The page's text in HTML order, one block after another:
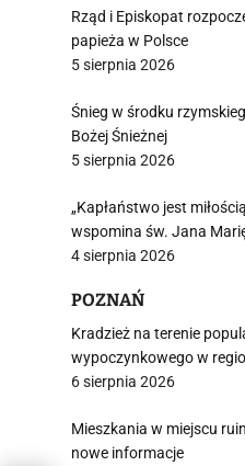
Rząd i Episkopat
papieża w Polsce
5 sierpnia 2026
Śnieg w środku
Bożej Śnieżnej
5 sierpnia 2026
„Kapłaństwo jest
wspomina św. Jana
4 sierpnia 2026
POZNAŃ
Kradzież na terenie
wypoczynkowego w
6 sierpnia 2026
Mieszkania w miejscu
nowe informacje